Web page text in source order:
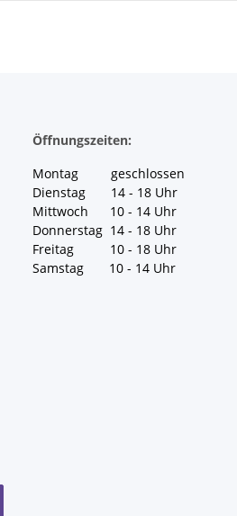
Öffnungszeiten:
Montag geschlossen
Dienstag 14 - 18 Uhr
Mittwoch 10 - 14 Uhr
Donnerstag 14 - 18 Uhr
Freitag 10 - 18 Uhr
Samstag 10 - 14 Uhr